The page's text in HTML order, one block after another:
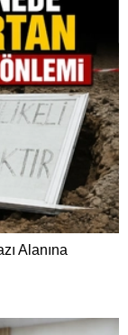
Alanına